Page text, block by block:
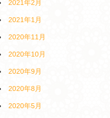
2021年2月
2021年1月
2020年11月
2020年10月
2020年9月
2020年8月
2020年5月